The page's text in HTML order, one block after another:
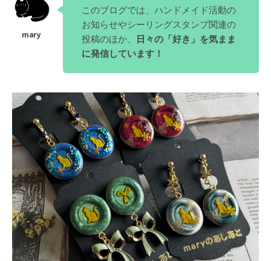
このブログでは、ハンドメイド活動の
お知らせやシーリングスタンプ関連の
投稿のほか、 日々の「好き」を気まま
に発信しています！